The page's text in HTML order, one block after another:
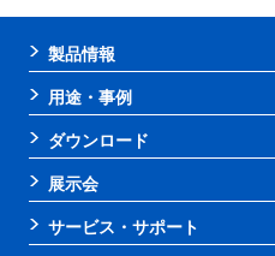
製品情報
用途・事例
ダウンロード
展示会
サービス・サポート